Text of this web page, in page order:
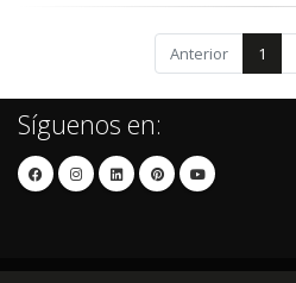
Anterior 1
Síguenos en: